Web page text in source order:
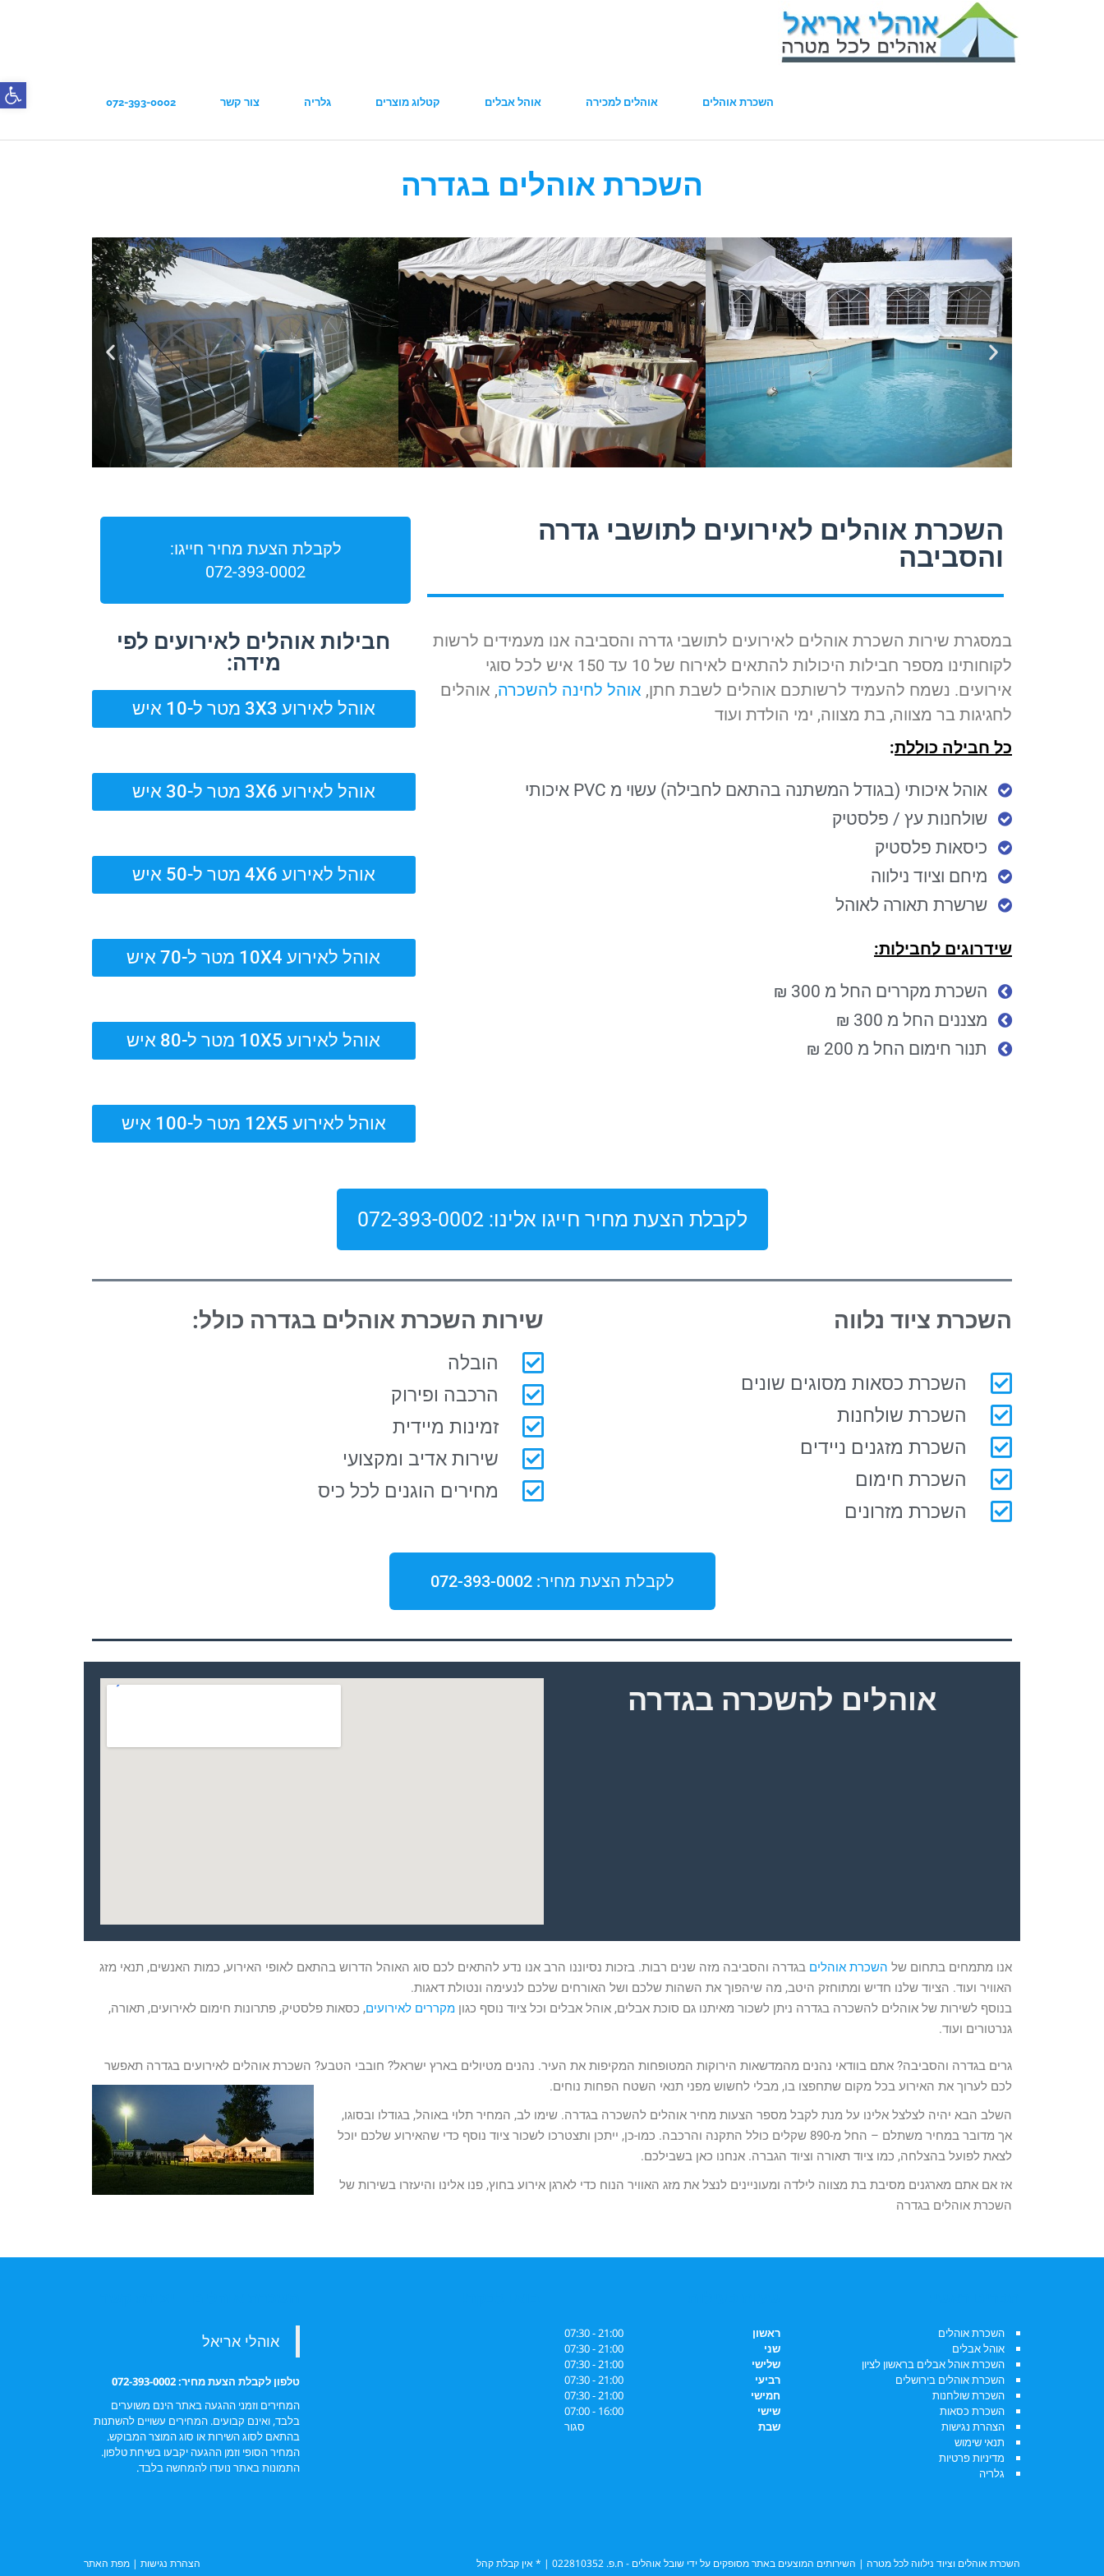
השכרת אוהלים אוהלים למכירה אוהל אבלים קטלוג מוצרים גלריה צור קשר 072-393-0002
השכרת אוהלים בגדרה
השכרת אוהלים לאירועים לתושבי גדרה
והסביבה
לקבלת הצעת מחיר חייגו:
072-393-0002
במסגרת שירות השכרת אוהלים לאירועים לתושבי גדרה והסביבה אנו מעמידים לרשות
לקוחותינו מספר חבילות היכולות להתאים לאירוח של 10 עד 150 איש לכל סוגי
אירועים. נשמח להעמיד לרשותכם אוהלים לשבת חתן, אוהל לחינה להשכרה, אוהלים
לחגיגות בר מצווה, בת מצווה, ימי הולדת ועוד
כל חבילה כוללת:
אוהל איכותי (בגודל המשתנה בהתאם לחבילה) עשוי מ PVC איכותי
שולחנות עץ / פלסטיק
כיסאות פלסטיק
מיחם וציוד נילווה
שרשרת תאורה לאוהל
שידרוגים לחבילות:
השכרת מקררים החל מ 300 ₪
מצננים החל מ 300 ₪
תנור חימום החל מ 200 ₪
חבילות אוהלים לאירועים לפי
מידה:
אוהל לאירוע 3X3 מטר ל-10 איש
אוהל לאירוע 3X6 מטר ל-30 איש
אוהל לאירוע 4X6 מטר ל-50 איש
אוהל לאירוע 10X4 מטר ל-70 איש
אוהל לאירוע 10X5 מטר ל-80 איש
אוהל לאירוע 12X5 מטר ל-100 איש
לקבלת הצעת מחיר חייגו אלינו: 072-393-0002
השכרת ציוד נלווה
השכרת כסאות מסוגים שונים
השכרת שולחנות
השכרת מזגנים ניידים
השכרת חימום
השכרת מזרונים
שירות השכרת אוהלים בגדרה כולל:
הובלה
הרכבה ופירוק
זמינות מיידית
שירות אדיב ומקצועי
מחירים הוגנים לכל כיס
לקבלת הצעת מחיר: 072-393-0002
אוהלים להשכרה בגדרה
אנו מתמחים בתחום של השכרת אוהלים בגדרה והסביבה מזה שנים רבות. בזכות נסיוננו הרב אנו נדע להתאים לכם סוג האוהל הדרוש בהתאם לאופי האירוע, כמות האנשים, תנאי מזג
האוויר ועוד. הציוד שלנו חדיש ומתוחזק היטב, מה שיהפוך את השהות שלכם ושל האורחים שלכם לנעימה ונטולת דאגות.
בנוסף לשירות של אוהלים להשכרה בגדרה ניתן לשכור מאיתנו גם סוכת אבלים, אוהל אבלים וכל ציוד נוסף כגון מקררים לאירועים, כסאות פלסטיק, פתרונות חימום לאירועים, תאורה,
גנרטורים ועוד.
גרים בגדרה והסביבה? אתם בוודאי נהנים מהמדשאות הירוקות המטופחות המקיפות את העיר. נהנים מטיולים בארץ ישראל? חובבי הטבע? השכרת אוהלים לאירועים בגדרה תאפשר
לכם לערוך את האירוע בכל מקום שתחפצו בו, מבלי לחשוש מפני תנאי השטח הפחות נוחים.
השלב הבא יהיה לצלצל אלינו על מנת לקבל מספר הצעות מחיר אוהלים להשכרה בגדרה. שימו לב, המחיר תלוי באוהל, בגודלו ובסוגו,
אך מדובר במחיר משתלם – החל מ-890 שקלים כולל התקנה והרכבה. כמו-כן, ייתכן ותצטרכו לשכור ציוד נוסף כדי שהאירוע שלכם יוכל
לצאת לפועל בהצלחה, כמו ציוד תאורה וציוד הגברה. אנחנו כאן בשבילכם.
אז אם אתם מארגנים מסיבת בת מצווה לילדה ומעוניינים לנצל את מזג האוויר הנוח כדי לארגן אירוע בחוץ, פנו אלינו והיעזרו בשירות של
השכרת אוהלים בגדרה
השכרת אוהלים
אוהל אבלים
השכרת אוהל אבלים בראשון לציון
השכרת אוהלים בירושלים
השכרת שולחנות
השכרת כסאות
הצהרת נגישות
תנאי שימוש
מדיניות פרטיות
גלריה
ראשון
21:00 - 07:30
שני
21:00 - 07:30
שלישי
21:00 - 07:30
רביעי
21:00 - 07:30
חמישי
21:00 - 07:30
שישי
16:00 - 07:00
שבת
סגור
‎אוהלי אריאל‎
טלפון לקבלת הצעת מחיר: 072-393-0002
המחירים וזמני ההגעה באתר הינם משוערים
בלבד, ואינם קבועים. המחירים עשויים להשתנות
בהתאם לסוג השירות או סוג המוצר המבוקש.
המחיר הסופי וזמן ההגעה יקבעו בשיחת טלפון.
התמונות באתר נועדו להמחשה בלבד.
הצהרת נגישות | מפת האתר השכרת אוהלים וציוד נילווה לכל מטרה | השירותים המוצעים באתר מסופקים על ידי שובל אוהלים - ח.פ. 022810352 | * אין קבלת קהל
פתח